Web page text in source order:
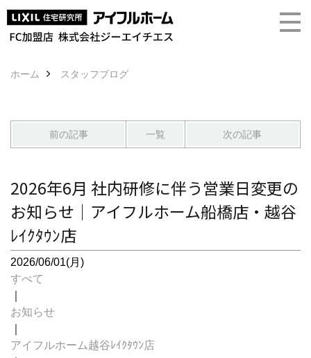
ホーム スタッフブログ
前の記事 一覧 次の記事
2026年6月 社内研修に伴う営業日変更の
お知らせ｜アイフルホーム船橋店・越谷
ﾚｲｸﾀｳﾝ店
2026/06/01(月)
すべて
お知らせ
アイフルホーム越谷ﾚｲｸﾀｳﾝ店